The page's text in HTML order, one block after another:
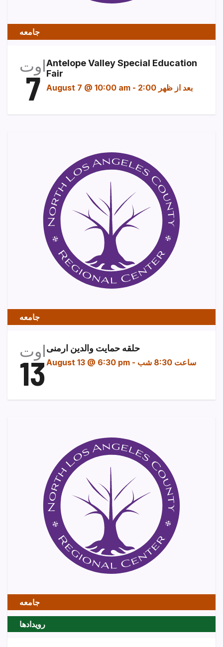
جامعه
اوت
7
Antelope Valley Special Education
Fair
August 7 @ 10:00 am - 2:00 بعد از ظهر
جامعه
اوت
13
حلقه حمایت والدین ارمنی
August 13 @ 6:30 pm - ساعت 8:30 شب
جامعه
رویدادها